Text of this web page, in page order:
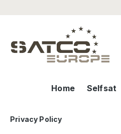
Home Selfsat
Privacy Policy